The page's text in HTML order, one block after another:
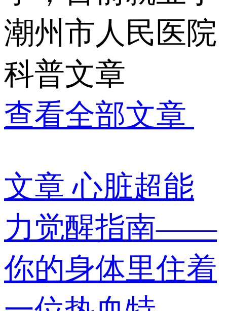
潮州市人民医院
科普文章
查看全部文章
文章 心脏超能
力觉醒指南——
你的身体里住着